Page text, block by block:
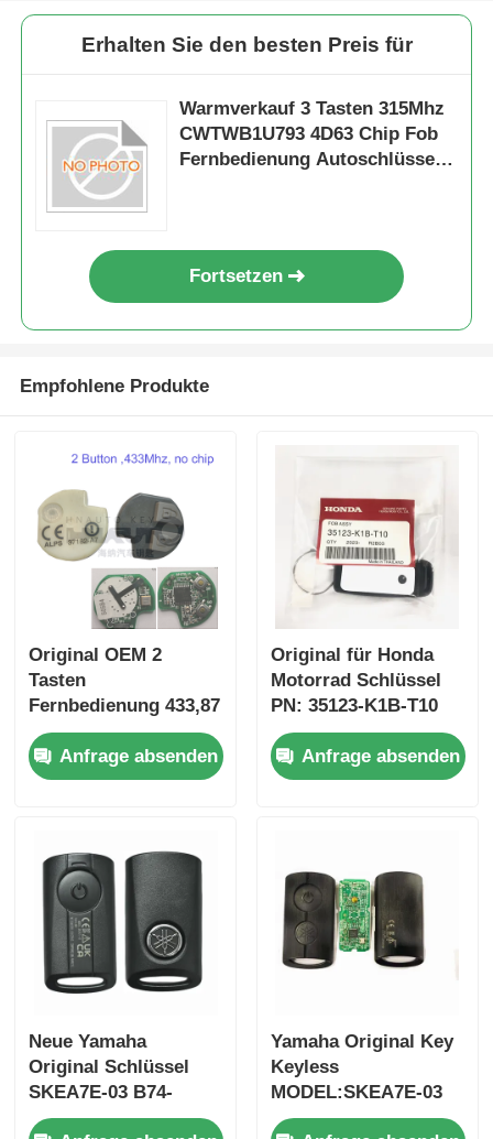
Startseite
Produkte
Videos
Erhalten Sie den besten Preis für
Warmverkauf 3 Tasten 315Mhz
CWTWB1U793 4D63 Chip Fob
Fernbedienung Autoschlüssel
Fortsetzen
Empfohlene Produkte
Original OEM 2
Tasten
Fernbedienung 433,87
MHz FSK für Su-zuki
Jim-ny 2005–2017,
ohne Chip 37182-A7,
Stück
Anfrage absenden
Original für Honda
Motorrad Schlüssel
PN: 35123-K1B-T10
drei-Taste
FSK433.92MHz
ID47chip
Anfrage absenden
Neue Yamaha
Original Schlüssel
SKEA7E-03 B74-
H6261-02 662F-
Yamaha Original Key
Keyless
MODEL:SKEA7E-03
Für Yamaha Smart